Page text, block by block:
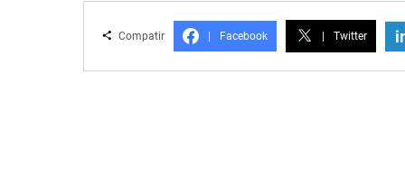
Compatir Facebook Twitter